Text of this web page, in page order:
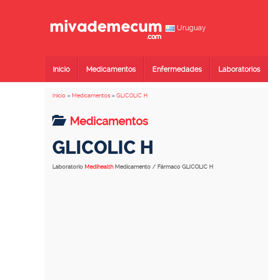
Uruguay
Inicio Medicamentos Enfermedades Laboratorios
Inicio » Medicamentos » GLICOLIC H
Medicamentos
GLICOLIC H
Laboratorio Medihealth Medicamento / Fármaco GLICOLIC H